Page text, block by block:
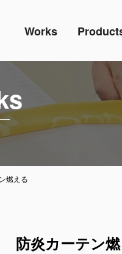
Works
燃える
防炎カーテン燃